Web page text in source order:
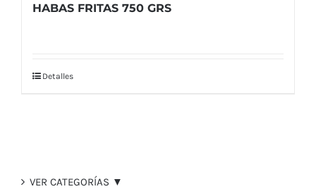
HABAS FRITAS 750 GRS
Detalles
VER CATEGORÍAS ▼